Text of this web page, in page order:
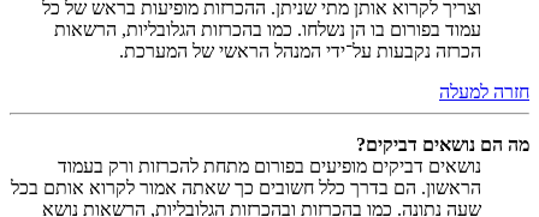
וצריך לקרוא אותן מתי שניתן. ההכרזות מופיעות בראש של כל
עמוד בפורום בו הן נשלחו. כמו בהכרזות הגלובליות, הרשאות
הכרזה נקבעות על־ידי המנהל הראשי של המערכת.
חזרה למעלה
מה הם נושאים דביקים?
נושאים דביקים מופיעים בפורום מתחת להכרזות ורק בעמוד
הראשון. הם בדרך כלל חשובים כך שאתה אמור לקרוא אותם בכל
שעה נתונה. כמו בהכרזות ובהכרזות הגלובליות, הרשאות נושא